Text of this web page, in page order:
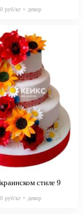
руб/кг + декор
стиле 9
руб/кг + декор